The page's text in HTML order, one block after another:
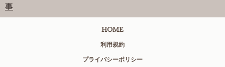
事
HOME
利用規約
プライバシーポリシー